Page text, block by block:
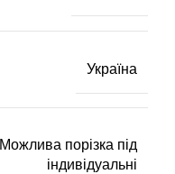
Україна
Можлива порізка під
індивідуальні